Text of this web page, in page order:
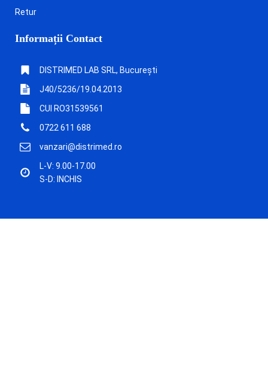
Retur
Informații Contact
DISTRIMED LAB SRL, București
J40/5236/19.04.2013
CUI RO31539561
0722 611 688
vanzari@distrimed.ro
L-V: 9.00-17.00
S-D: INCHIS